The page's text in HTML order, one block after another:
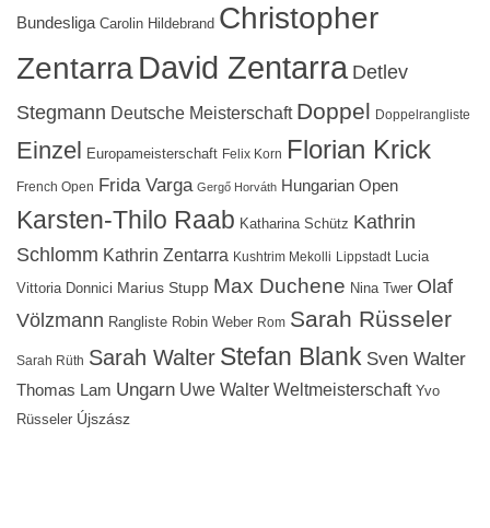
Bundesliga Carolin Hildebrand Christopher
ZentarraDavid Zentarra Detlev
Stegmann Deutsche Meisterschaft Doppel Doppelrangliste
Einzel Europameisterschaft Felix Korn Florian Krick
French Open Frida Varga Gergő Horváth Hungarian Open
Karsten-Thilo Raab Katharina Schütz Kathrin
Schlomm Kathrin Zentarra Kushtrim Mekolli Lippstadt Lucia
Vittoria Donnici Marius Stupp Max Duchene Nina Twer Olaf
Völzmann Rangliste Robin Weber Rom Sarah Rüsseler
Sarah Rüth Sarah Walter Stefan Blank Sven Walter
Thomas Lam Ungarn Uwe Walter Weltmeisterschaft Yvo
Rüsseler Újszász